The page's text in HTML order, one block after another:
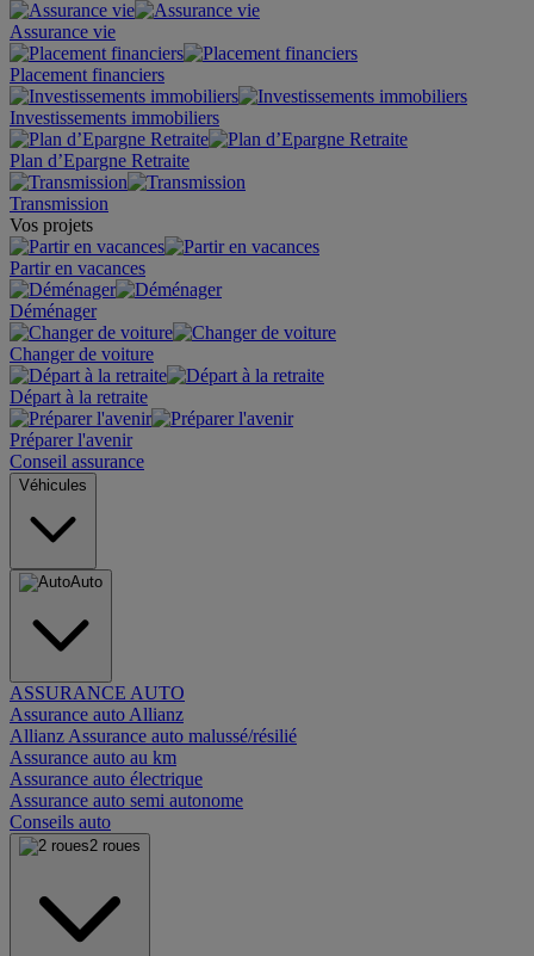
Assurance vie
Placement financiers
Investissements immobiliers
Plan d’Epargne Retraite
Transmission
Vos projets
Partir en vacances
Déménager
Changer de voiture
Départ à la retraite
Préparer l'avenir
Conseil assurance
Véhicules
Auto
ASSURANCE AUTO
Assurance auto Allianz
Allianz Assurance auto malussé/résilié
Assurance auto au km
Assurance auto électrique
Assurance auto semi autonome
Conseils auto
2 roues